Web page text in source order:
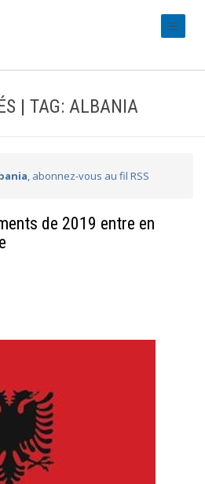
| TAG: ALBANIA
, abonnez-vous au fil RSS
de 2019 entre en